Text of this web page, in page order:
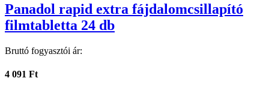
Panadol rapid extra fájdalomcsillapító
filmtabletta 24 db
Bruttó fogyasztói ár:
4 091 Ft